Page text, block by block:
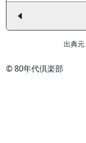
出典元
© 80年代倶楽部